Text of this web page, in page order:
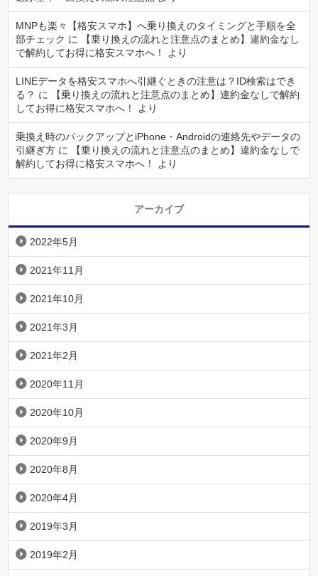
MNPも楽々【格安スマホ】へ乗り換えのタイミングと手順を全
部チェック に
【乗り換えの流れと注意点のまとめ】違約金なし
で解約してお得に格安スマホへ！
より
LINEデータを格安スマホへ引継ぐときの注意は？ID検索はでき
る？ に
【乗り換えの流れと注意点のまとめ】違約金なしで解約
してお得に格安スマホへ！
より
乗換え時のバックアップとiPhone・Androidの連絡先やデータの
引継ぎ方 に
【乗り換えの流れと注意点のまとめ】違約金なしで
解約してお得に格安スマホへ！
より
アーカイブ
2022年5月
2021年11月
2021年10月
2021年3月
2021年2月
2020年11月
2020年10月
2020年9月
2020年8月
2020年4月
2019年3月
2019年2月